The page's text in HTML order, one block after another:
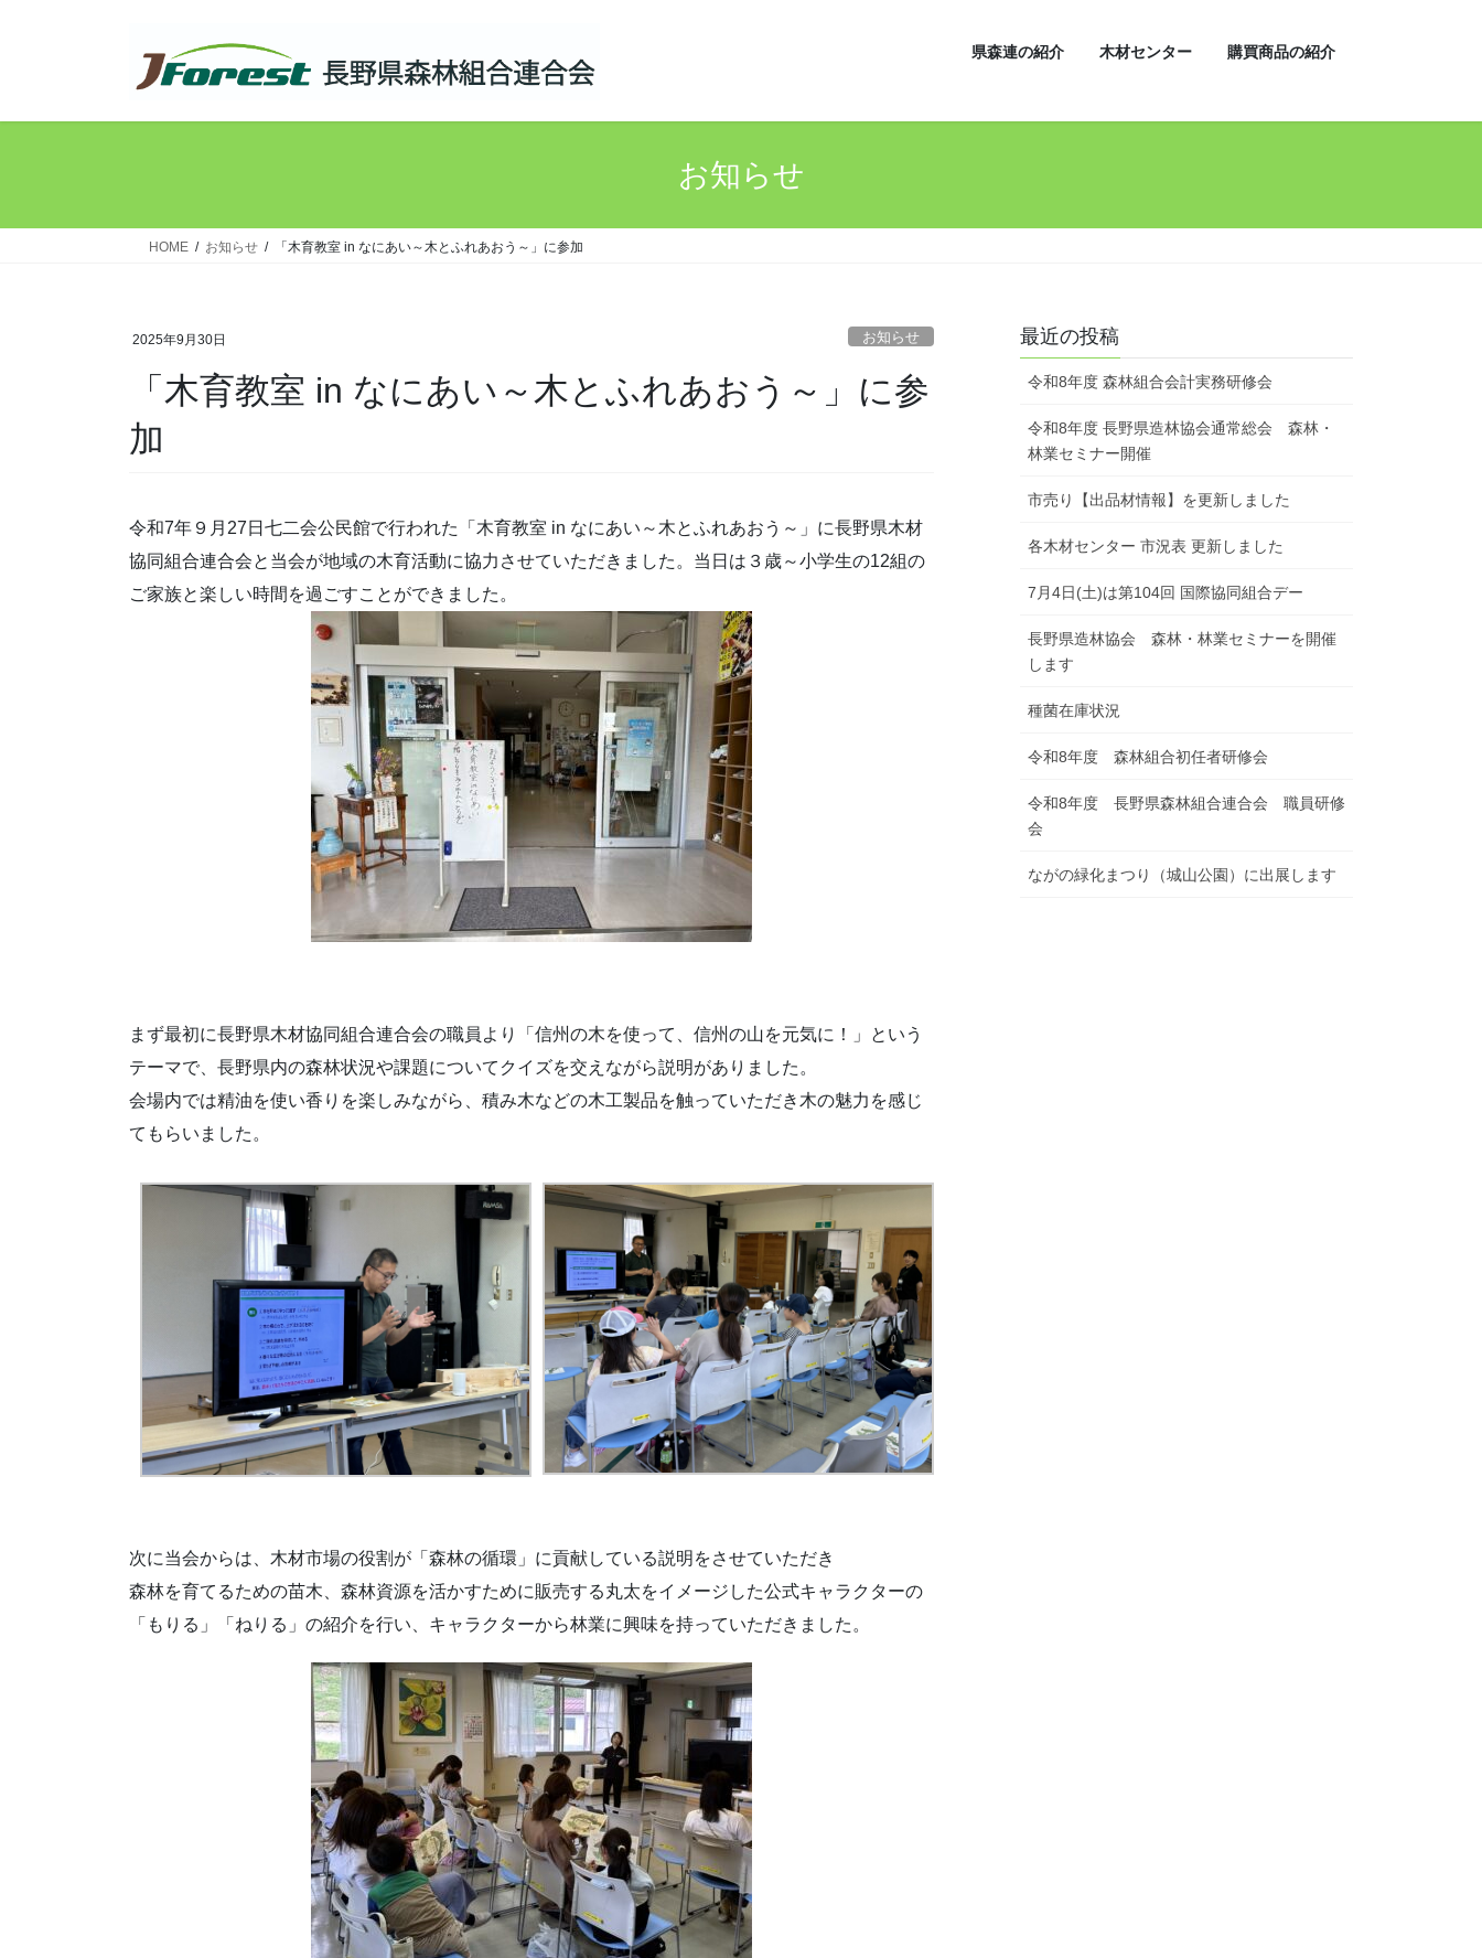
ツ
シ
県森連の紹介 木材センター 購買商品の紹介
お知らせ
HOME お知らせ 「木育教室 in なにあい～木とふれあおう～」に参加
2025年9月30日 お知らせ
「木育教室 in なにあい～木とふれあおう～」に参
加
令和7年９月27日七二会公民館で行われた「木育教室 in なにあい～木とふれあおう～」に長野県木材
協同組合連合会と当会が地域の木育活動に協力させていただきました。当日は３歳～小学生の12組の
ご家族と楽しい時間を過ごすことができました。
まず最初に長野県木材協同組合連合会の職員より「信州の木を使って、信州の山を元気に！」という
テーマで、長野県内の森林状況や課題についてクイズを交えながら説明がありました。
会場内では精油を使い香りを楽しみながら、積み木などの木工製品を触っていただき木の魅力を感じ
てもらいました。
次に当会からは、木材市場の役割が「森林の循環」に貢献している説明をさせていただき
森林を育てるための苗木、森林資源を活かすために販売する丸太をイメージした公式キャラクターの
「もりる」「ねりる」の紹介を行い、キャラクターから林業に興味を持っていただきました。
最近の投稿
令和8年度 森林組合会計実務研修会
令和8年度 長野県造林協会通常総会 森林・
林業セミナー開催
市売り【出品材情報】を更新しました
各木材センター 市況表 更新しました
7月4日(土)は第104回 国際協同組合デー
長野県造林協会 森林・林業セミナーを開催
します
種菌在庫状況
令和8年度 森林組合初任者研修会
令和8年度 長野県森林組合連合会 職員研修
会
ながの緑化まつり（城山公園）に出展します